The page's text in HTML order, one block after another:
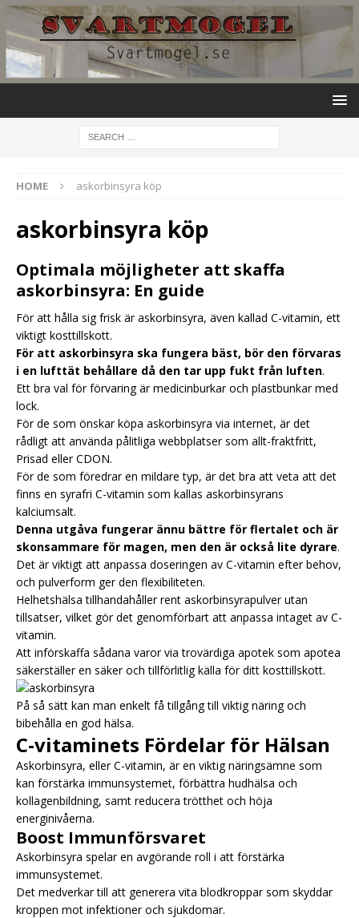
HOME askorbinsyra köp
askorbinsyra köp
Optimala möjligheter att skaffa
askorbinsyra: En guide
För att hålla sig frisk är askorbinsyra, även kallad C-vitamin, ett
viktigt kosttillskott.
För att askorbinsyra ska fungera bäst, bör den förvaras
i en lufttät behållare då den tar upp fukt från luften.
Ett bra val för förvaring är medicinburkar och plastbunkar med
lock.
För de som önskar köpa askorbinsyra via internet, är det
rådligt att använda pålitliga webbplatser som allt-fraktfritt,
Prisad eller CDON.
För de som föredrar en mildare typ, är det bra att veta att det
finns en syrafri C-vitamin som kallas askorbinsyrans
kalciumsalt.
Denna utgåva fungerar ännu bättre för flertalet och är
skonsammare för magen, men den är också lite dyrare.
Det är viktigt att anpassa doseringen av C-vitamin efter behov,
och pulverform ger den flexibiliteten.
Helhetshälsa tillhandahåller rent askorbinsyrapulver utan
tillsatser, vilket gör det genomförbart att anpassa intaget av C-
vitamin.
Att införskaffa sådana varor via trovärdiga apotek som apotea
säkerställer en säker och tillförlitlig källa för ditt kosttillskott.
På så sätt kan man enkelt få tillgång till viktig näring och
bibehålla en god hälsa.
C-vitaminets Fördelar för Hälsan
Askorbinsyra, eller C-vitamin, är en viktig näringsämne som
kan förstärka immunsystemet, förbättra hudhälsa och
kollagenbildning, samt reducera trötthet och höja
energinivåerna.
Boost Immunförsvaret
Askorbinsyra spelar en avgörande roll i att förstärka
immunsystemet.
Det medverkar till att generera vita blodkroppar som skyddar
kroppen mot infektioner och sjukdomar.